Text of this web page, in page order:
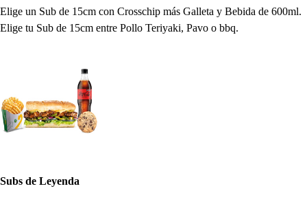
Elige un Sub de 15cm con Crosschip más Galleta y Bebida de 600ml.
Elige tu Sub de 15cm entre Pollo Teriyaki, Pavo o bbq.
Subs de Leyenda